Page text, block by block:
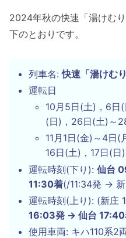
2024年秋の快速「湯けむ
下のとおりです。
列車名:快速「湯けむり
運転日
10月5日(土)，6日
(日)，26日(土)～
11月1日(金)～4日(
16日(土)，17日(
運転時刻(下り):仙台
11:30着(/11:34発 →
運転時刻(上り): (新
16:03発 → 仙台
使用車両: キハ110系2